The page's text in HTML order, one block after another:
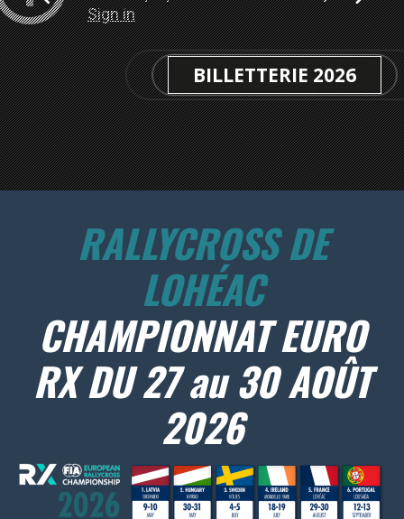
BILLETTERIE 2026
RALLYCROSS DE
LOHÉAC
CHAMPIONNAT EURO
RX DU 27 au 30 AOÛT
2026